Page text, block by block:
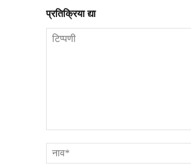
प्रतिक्रिया द्या